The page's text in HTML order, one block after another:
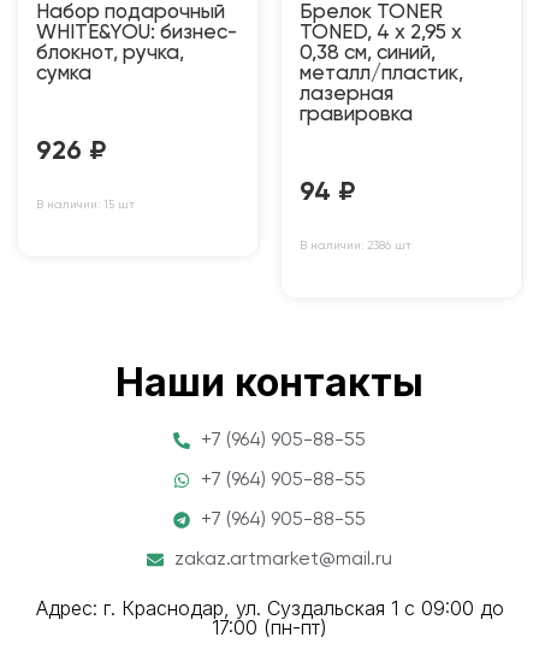
Набор подарочный
WHITE&YOU: бизнес-
блокнот, ручка,
сумка
926 ₽
В наличии: 15 шт
Брелок TONER
TONED, 4 x 2,95 x
0,38 см, синий,
металл/пластик,
лазерная
гравировка
94 ₽
В наличии: 2386 шт
Наши контакты
+7 (964) 905-88-55
+7 (964) 905-88-55
+7 (964) 905-88-55
zakaz.artmarket@mail.ru
Адрес: г. Краснодар, ул. Суздальская 1 с 09:00 до
17:00 (пн-пт)